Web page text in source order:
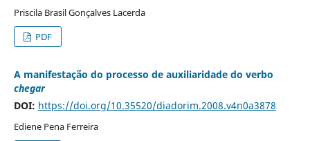
Priscila Brasil Gonçalves Lacerda
PDF
A manifestação do processo de auxiliaridade do verbo
chegar
DOI: https://doi.org/10.35520/diadorim.2008.v4n0a3878
Ediene Pena Ferreira